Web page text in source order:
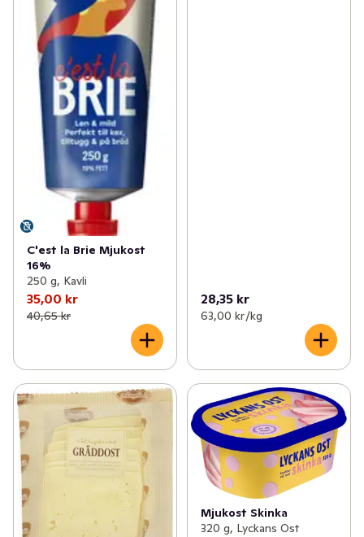
C'est la Brie Mjukost
16%
250 g, Kavli
35,00 kr
40,65 kr
28,35 kr
63,00 kr /kg
Mjukost Skinka
320 g, Lyckans Ost